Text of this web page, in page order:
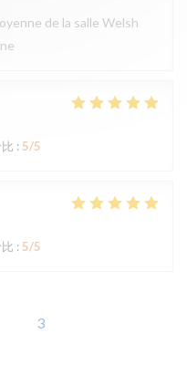
de la salle Welsh
: 5/5
: 5/5
3